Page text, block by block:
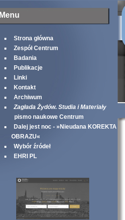
Menu
Strona główna
Zespół Centrum
Badania
Publikacje
Linki
Kontakt
Archiwum
Zagłada Żydów. Studia i Materiały
pismo naukowe Centrum
Dalej jest noc - »Nieudana KOREKTA
OBRAZU«
Wybór źródeł
EHRI PL